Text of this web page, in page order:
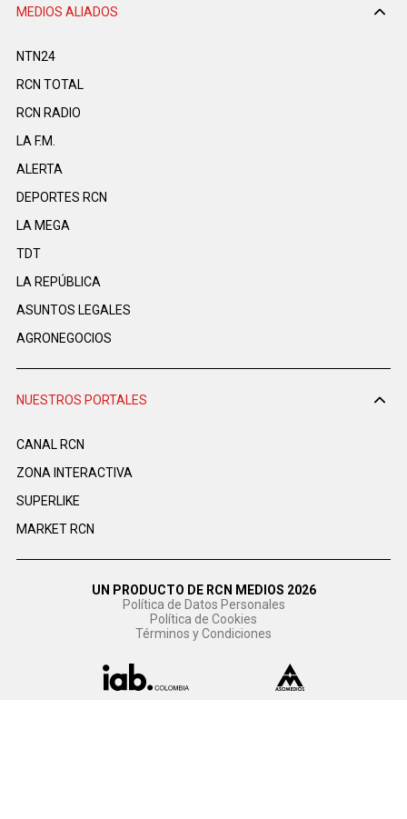
MEDIOS ALIADOS
NTN24
RCN TOTAL
RCN RADIO
LA F.M.
ALERTA
DEPORTES RCN
LA MEGA
TDT
LA REPÚBLICA
ASUNTOS LEGALES
AGRONEGOCIOS
NUESTROS PORTALES
CANAL RCN
ZONA INTERACTIVA
SUPERLIKE
MARKET RCN
UN PRODUCTO DE RCN MEDIOS 2026
Política de Datos Personales
Política de Cookies
Términos y Condiciones